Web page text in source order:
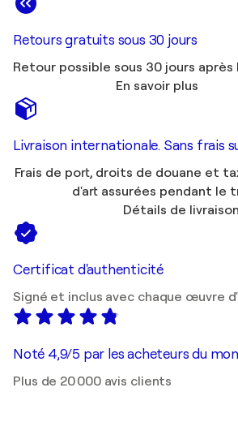
Retours gratuits sous 30 jours
Retour possible sous 30 jours après
En savoir plus
Livraison internationale. Sans frais
Frais de port, droits de douane et
d'art assurées pendant le
Détails de livraison
Certificat d'authenticité
Signé et inclus avec chaque œuvre
Noté 4,9/5 par les acheteurs du
Plus de 20 000 avis clients